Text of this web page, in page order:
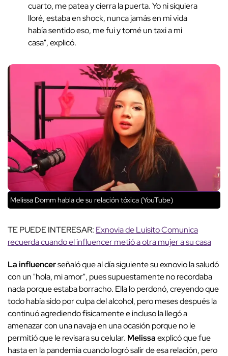
cuarto, me patea y cierra la puerta. Yo ni siquiera
lloré, estaba en shock, nunca jamás en mi vida
había sentido eso, me fui y tomé un taxi a mi
casa", explicó.
Melissa Domm habla de su relación tóxica (YouTube)
TE PUEDE INTERESAR: Exnovia de Luisito Comunica
recuerda cuando el influencer metió a otra mujer a su casa
La influencerseñaló que al día siguiente su exnovio la saludó
con un "hola, mi amor", pues supuestamente no recordaba
nada porque estaba borracho. Ella lo perdonó, creyendo que
todo había sido por culpa del alcohol, pero meses después la
continuó agrediendo físicamente e incluso la llegó a
amenazar con una navaja en una ocasión porque no le
permitió que le revisara su celular. Melissaexplicó que fue
hasta en la pandemia cuando logró salir de esa relación, pero